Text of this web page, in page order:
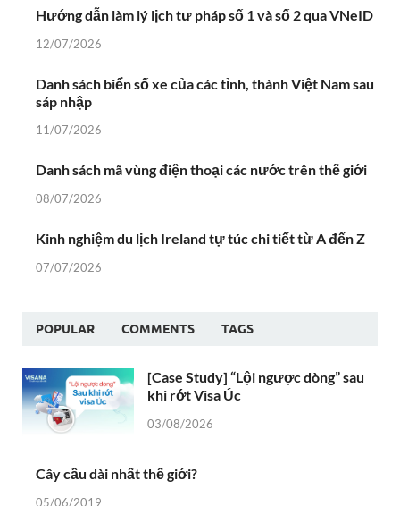
Hướng dẫn làm lý lịch tư pháp số 1 và số 2 qua VNeID
12/07/2026
Danh sách biển số xe của các tỉnh, thành Việt Nam sau
sáp nhập
11/07/2026
Danh sách mã vùng điện thoại các nước trên thế giới
08/07/2026
Kinh nghiệm du lịch Ireland tự túc chi tiết từ A đến Z
07/07/2026
POPULAR COMMENTS TAGS
[Case Study] “Lội ngược dòng” sau
khi rớt Visa Úc
03/08/2026
Cây cầu dài nhất thế giới?
05/06/2019